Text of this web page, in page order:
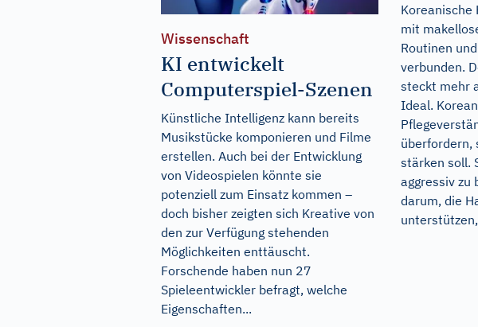
Wissenschaft
KI entwickelt
Computerspiel-Szenen
Künstliche Intelligenz kann bereits
Musikstücke komponieren und Filme
erstellen. Auch bei der Entwicklung
von Videospielen könnte sie
potenziell zum Einsatz kommen –
doch bisher zeigten sich Kreative von
den zur Verfügung stehenden
Möglichkeiten enttäuscht.
Forschende haben nun 27
Spieleentwickler befragt, welche
Eigenschaften...
Koreanische
mit
Routinen
verbunden.
steckt mehr
Ideal.
überfordern,
stärken soll.
aggressiv zu
darum, die